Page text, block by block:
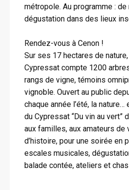
métropole. Au programme :
dégustation dans des lieux
Rendez-vous à Cenon !
Sur ses 17 hectares de
Cypressat compte 1200
rangs de vigne, témoins
vignoble. Ouvert au public
chaque année l’été, la
du Cypressat “Du vin au vert”
aux familles, aux amateurs de
d’histoire, pour une soirée en
escales musicales,
balade contée, ateliers et